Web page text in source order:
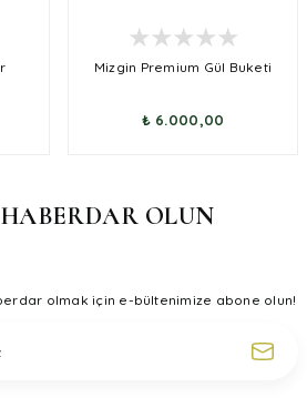
Mizgin Premium Gül Buketi
₺ 6.000,00
OLUN
olmak için e-bültenimize abone olun!